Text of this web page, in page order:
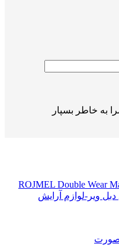
به خاطر بسپار
صورت